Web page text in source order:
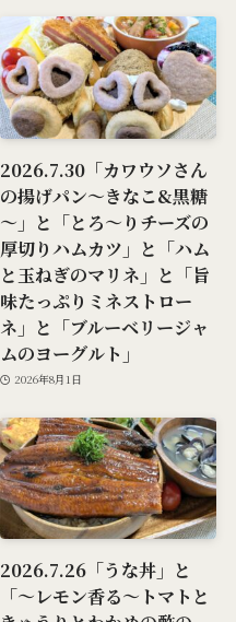
2026.7.30「カワウソさん
の揚げパン～きなこ&黒糖
～」と「とろ～りチーズの
厚切りハムカツ」と「ハム
と玉ねぎのマリネ」と「旨
味たっぷりミネストロー
ネ」と「ブルーベリージャ
ムのヨーグルト」
2026年8月1日
2026.7.26「うな丼」と
「～レモン香る～トマトと